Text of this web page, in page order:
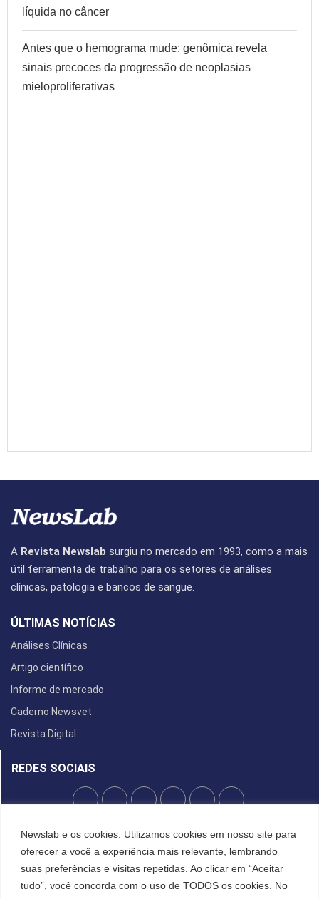
Newslab e os cookies: Utilizamos cookies em nosso site para
oferecer a você a experiência mais relevante, lembrando
suas preferências e visitas repetidas. Ao clicar em “Aceitar
tudo”, você concorda com o uso de TODOS os cookies. No
líquida no câncer
Antes que o hemograma mude: genômica revela
sinais precoces da progressão de neoplasias
mieloproliferativas
A Revista Newslab surgiu no mercado em 1993, como a mais
útil ferramenta de trabalho para os setores de análises
clínicas, patologia e bancos de sangue.
ÚLTIMAS NOTÍCIAS
Análises Clínicas
Artigo científico
Informe de mercado
Caderno Newsvet
Revista Digital
REDES SOCIAIS
POLÍTICA DE PRIVACIDADE
Cookies